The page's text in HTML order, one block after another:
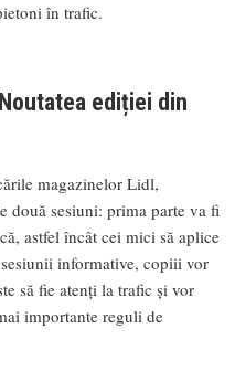
în trafic.
ediției din
magazinelor Lidl,
două sesiuni: prima parte va fi
astfel încât cei mici să aplice
informative, copiii vor
să fie atenți la trafic și vor
importante reguli de